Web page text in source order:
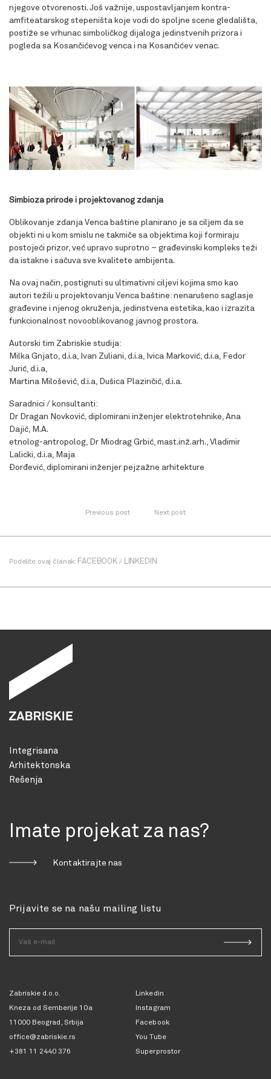
njegove otvorenosti. Još važnije, uspostavljanjem kontra-
amfiteatarskog stepeništa koje vodi do spoljne scene gledališta,
postiže se vrhunac simboličkog dijaloga jedinstvenih prizora i
pogleda sa Kosančićevog venca i na Kosančićev venac.
Simbioza prirode i projektovanog zdanja
Oblikovanje zdanja Venca baštine planirano je sa ciljem da se
objekti ni u kom smislu ne takmiče sa objektima koji formiraju
postojeći prizor, već upravo suprotno – građevinski kompleks teži
da istakne i sačuva sve kvalitete ambijenta.
Na ovaj način, postignuti su ultimativni ciljevi kojima smo kao
autori težili u projektovanju Venca baštine: nenarušeno saglasje
građevine i njenog okruženja, jedinstvena estetika, kao i izrazita
funkcionalnost novooblikovanog javnog prostora.
Autorski tim Zabriskie studija:
Milka Gnjato, d.i.a, Ivan Zuliani, d.i.a, Ivica Marković, d.i.a, Fedor
Jurić, d.i.a,
Martina Milošević, d.i.a, Dušica Plazinčić, d.i.a.
Saradnici / konsultanti:
Dr Dragan Novković, diplomirani inženjer elektrotehnike, Ana
Dajić, M.A.
etnolog-antropolog, Dr Miodrag Grbić, mast.inž.arh., Vladimir
Lalicki, d.i.a, Maja
Đorđević, diplomirani inženjer pejzažne arhitekture
Previous post Next post
Podelite ovaj članak: FACEBOOK / LINKEDIN
Integrisana
Arhitektonska
Rešenja
Imate projekat za nas?
Kontaktirajte nas
Prijavite se na našu mailing listu
Zabriskie d.o.o.
Kneza od Semberije 10a
11000 Beograd, Srbija
office@zabriskie.rs
+381 11 2440 376
Linkedin
Instagram
Facebook
You Tube
Superprostor